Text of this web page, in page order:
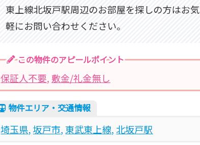
東上線北坂戸駅周辺のお部屋を探しの方はお気
軽にお問い合わせください。
この物件のアピールポイント
保証人不要, 敷金/礼金無し
物件エリア・交通情報
埼玉県, 坂戸市, 東武東上線, 北坂戸駅